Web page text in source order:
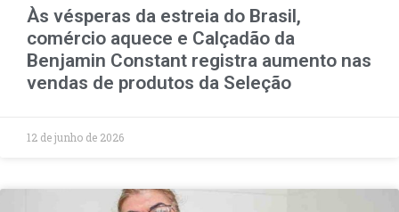
Às vésperas da estreia do Brasil,
comércio aquece e Calçadão da
Benjamin Constant registra aumento nas
vendas de produtos da Seleção
12 de junho de 2026